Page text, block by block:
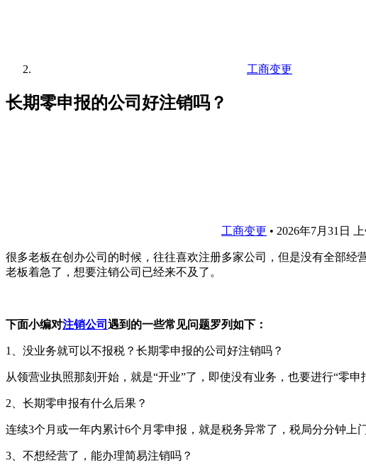
工商变更
长期零申报的公司好注销吗？
工商变更 • 2026年7月31日
很多老板在创办公司的时候，往往喜欢注册多家公司，但是没有全部
老板着急了，想要注销公司已经来不及了。
下面小编对注销公司 遇到的一些常见问题罗列如下：
1、没业务就可以不报税？长期零申报的公司好注销吗？
从领营业执照那刻开始，就是“开业”了，即使没有业务，也要进行“零申
2、长期零申报有什么后果？
连续3个月或一年内累计6个月零申报，就是税务异常了，税局分分钟上门
3、不想经营了，能办理简易注销吗？